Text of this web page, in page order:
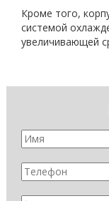
Кроме того,
системой
увеличивающей